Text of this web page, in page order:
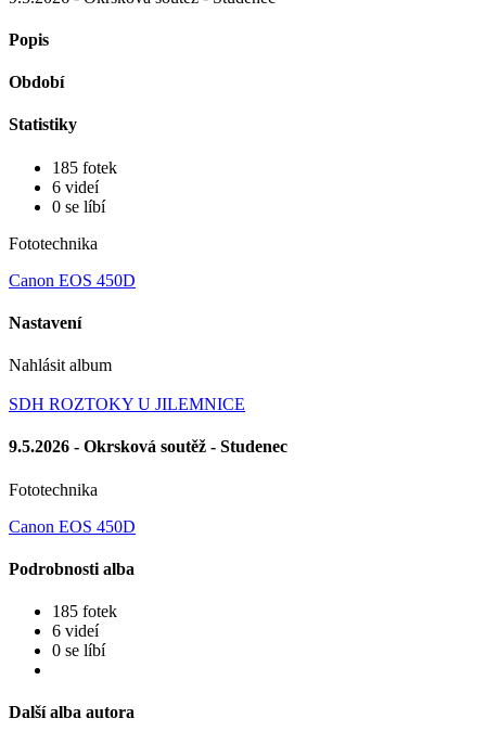
Popis
Období
Statistiky
185 fotek
6 videí
0 se líbí
Fototechnika
Canon EOS 450D
Nastavení
Nahlásit album
SDH ROZTOKY U JILEMNICE
9.5.2026 - Okrsková soutěž - Studenec
Fototechnika
Canon EOS 450D
Podrobnosti alba
185 fotek
6 videí
0 se líbí
Další alba autora